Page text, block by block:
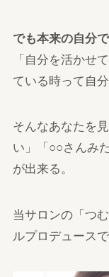
でも本来の自分
「自分を活かせ
ている時って自
そんなあなたを
い」「○○さんみ
が出来る。
当サロンの「つ
ルプロデュース